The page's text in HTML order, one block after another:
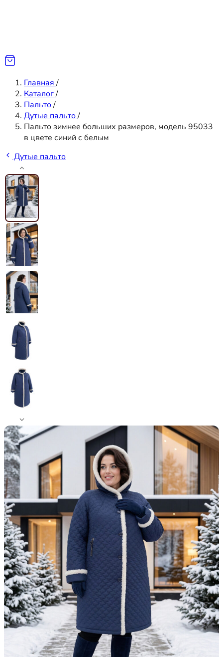
Главная /
Каталог/
Пальто/
Дутые пальто/
Пальто зимнее больших размеров, модель 95033
в цвете синий с белым
Дутые пальто